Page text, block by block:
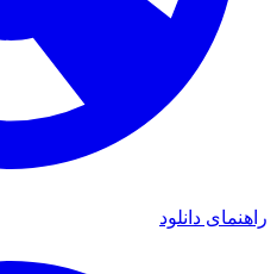
دانلود